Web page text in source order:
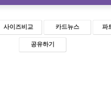
사이즈비교 카드뉴스 파
공유하기